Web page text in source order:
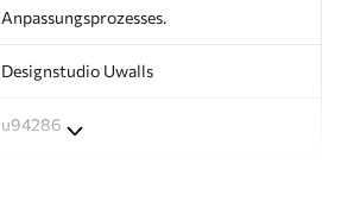
Anpassungsprozesses.
Designstudio Uwalls
u94286